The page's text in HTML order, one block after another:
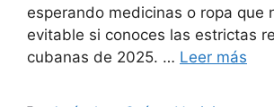
esperando medicinas o ropa que
evitable si conoces las estrictas
cubanas de 2025. … Leer más